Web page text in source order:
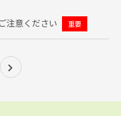
注意ください